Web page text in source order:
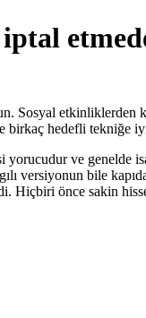
Sosyal etkinliklerden
birkaç hedefli tekniğe
ve
versiyonun bile
Hiçbiri önce sakin